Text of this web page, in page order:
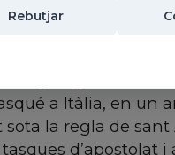
dels set
“
n’hi ha
Florència
l’any següent al
a Itàlia, en un
sota la regla de
d’apostolat
Rebutjar